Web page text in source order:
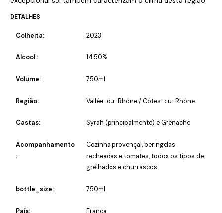
DETALHES
Colheita: 2023
Alcool : 14.50%
Volume: 750ml
Região: Vallée-du-Rhône / Côtes-du-Rhône
Castas: Syrah (principalmente) e Grenache
Acompanhamento
:
Cozinha provençal, beringelas
recheadas e tomates, todos os tipos de
grelhados e churrascos.
bottle_size: 750ml
País: França